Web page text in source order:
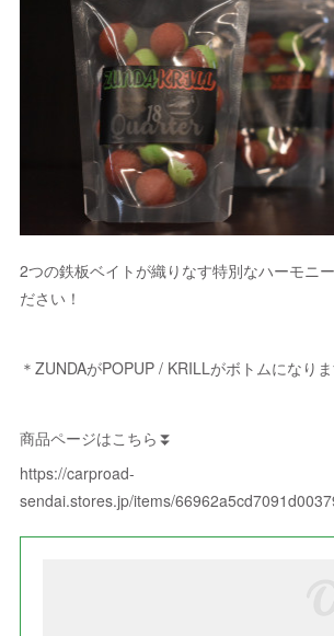
2つの鉄板ベイトが織りなす特別なハーモニ
ださい！
＊ZUNDAがPOPUP / KRILLがボトムになり
商品ページはこちら⏬
https://carproad-
sendai.stores.jp/items/